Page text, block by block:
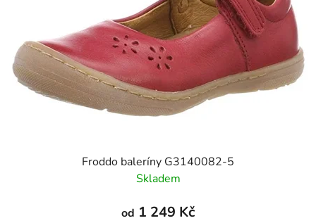
Froddo baleríny G3140082-5
Skladem
od 1 249 Kč